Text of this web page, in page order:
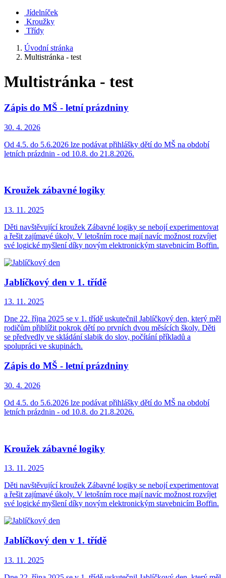
Jídelníček
Kroužky
Třídy
Úvodní stránka
Multistránka - test
Multistránka - test
Zápis do MŠ - letní prázdniny
30. 4. 2026
Od 4.5. do 5.6.2026 lze podávat přihlášky dětí do MŠ na období
letních prázdnin - od 10.8. do 21.8.2026.
Kroužek zábavné logiky
13. 11. 2025
Děti navštěvující kroužek Zábavné logiky se nebojí experimentovat
a řešit zajímavé úkoly. V letošním roce mají navíc možnost rozvíjet
své logické myšlení díky novým elektronickým stavebnicím Boffin.
Jablíčkový den v 1. třídě
13. 11. 2025
Dne 22. října 2025 se v 1. třídě uskutečnil Jablíčkový den, který měl
rodičům přiblížit pokrok dětí po prvních dvou měsících školy. Děti
se předvedly ve skládání slabik do slov, počítání příkladů a
spolupráci ve skupinách.
Zápis do MŠ - letní prázdniny
30. 4. 2026
Od 4.5. do 5.6.2026 lze podávat přihlášky dětí do MŠ na období
letních prázdnin - od 10.8. do 21.8.2026.
Kroužek zábavné logiky
13. 11. 2025
Děti navštěvující kroužek Zábavné logiky se nebojí experimentovat
a řešit zajímavé úkoly. V letošním roce mají navíc možnost rozvíjet
své logické myšlení díky novým elektronickým stavebnicím Boffin.
Jablíčkový den v 1. třídě
13. 11. 2025